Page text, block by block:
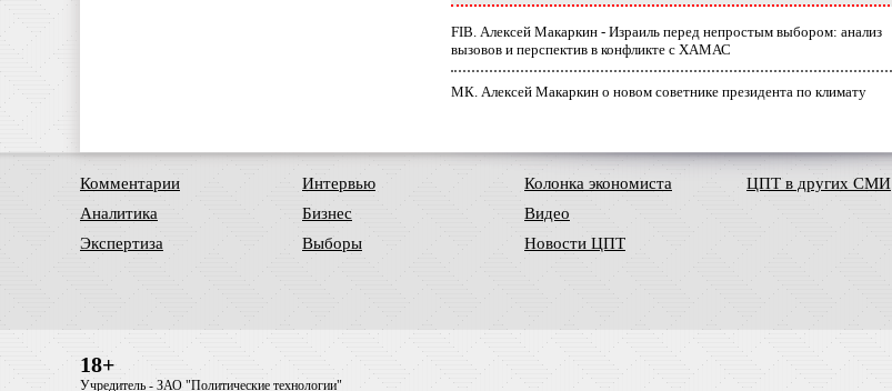
FIB. Алексей Макаркин - Израиль перед непростым выбором: анализ
вызовов и перспектив в конфликте с ХАМАС
МК. Алексей Макаркин о новом советнике президента по климату
Комментарии
Аналитика
Экспертиза
Интервью
Бизнес
Выборы
Колонка экономиста
Видео
Новости ЦПТ
ЦПТ в других СМИ
18+
Учредитель - ЗАО "Политические технологии"